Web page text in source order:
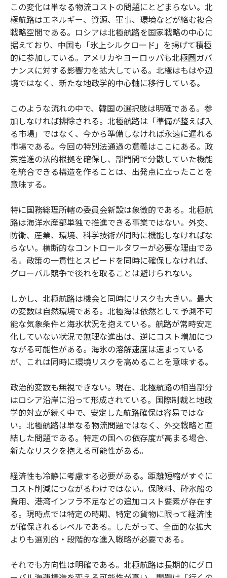
この変化は単なる物流コストの問題にとどまらない。北
極航路はエネルギー、資源、軍事、環境などが絡む複合
戦略空間である。ロシアは北極航路を国家戦略の中心に
据えており、中国も「氷上シルクロード」を掲げて積極
的に参加している。アメリカやヨーロッパも北極圏ガバ
ナンスに対する影響力を拡大している。北極はもはや辺
境ではなく、新たな地政学的中心軸に移行している。
このような流れの中で、韓国の選択肢は明確である。参
加しなければ排除される。北極航路は「準備が整えば入
る市場」ではなく、今から準備しなければ永遠に遅れる
市場である。今回の特別法通過の意義はここにある。政
策推進の法的根拠を確保し、部門間で分散していた機能
を統合できる構造を作ることは、出発点に立ったことを
意味する。
特に国務総理所轄の委員会新設は象徴的である。北極航
路は海洋水産部単独で推進できる事業ではない。外交、
防衛、産業、環境、科学技術が同時に機能しなければな
らない。横断的なコントロールタワーが必要な理由であ
る。政策の一貫性とスピードを同時に確保しなければ、
グローバル競争で後れを取ることは避けられない。
しかし、北極航路は機会と同時にリスクも大きい。最大
の変数は自然環境である。北極海は依然として予測不可
能な気象条件と海氷状況を抱えている。航路が常時安定
化していない状況で無理な進出は、逆にコスト増加につ
ながる可能性がある。海氷の溶解速度は速まっている
が、これは同時に環境リスクを高めることを意味する。
政治的変数も無視できない。現在、北極航路の相当部分
はロシア沿岸に沿って形成されている。国際制裁と地政
学的対立が続く中で、安定した航路確保は容易ではな
い。北極航路は単なる物流問題ではなく、外交戦略と直
結した問題である。特定の国への依存度が高まる場合、
新たなリスクを抱える可能性がある。
経済性も冷静に考慮する必要がある。距離短縮がすぐに
コスト削減につながるわけではない。保険料、砕氷船の
費用、港湾インフラ不足などの追加コスト要素が存在す
る。現時点では特定の時期、特定の貨物に限って経済性
が確保されるレベルである。したがって、全面的な拡大
よりも選別的・段階的な進入戦略が必要である。
それでも方向性は明確である。北極航路は長期的にグロ